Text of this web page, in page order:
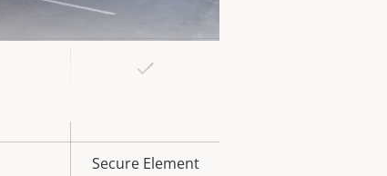
Secure Element